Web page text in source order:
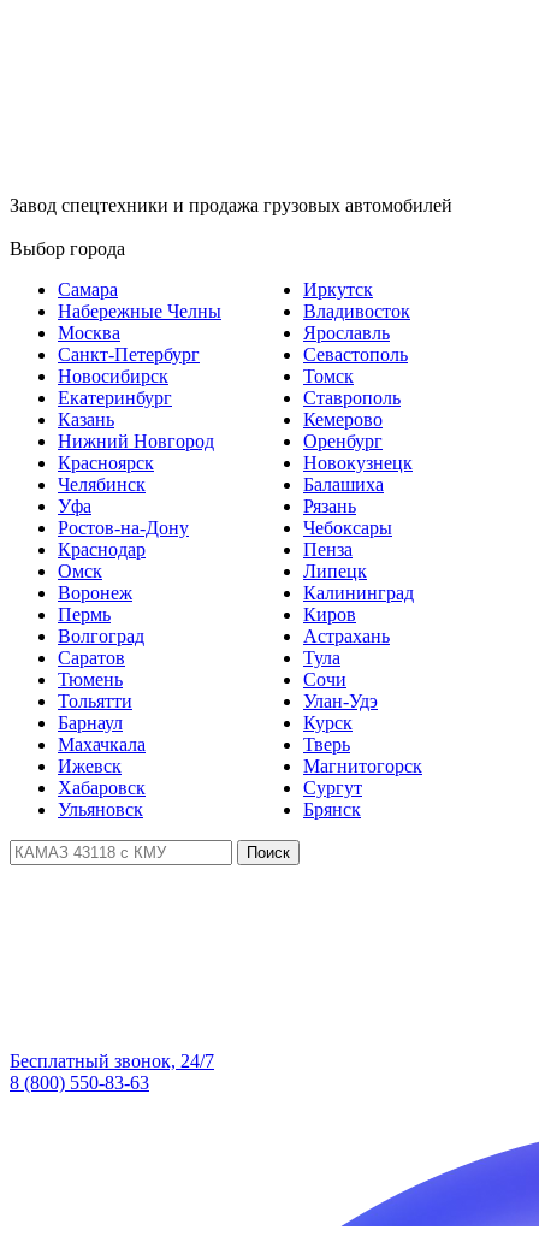
Завод спецтехники и продажа грузовых автомобилей
Выбор города
Самара
Набережные Челны
Москва
Санкт-Петербург
Новосибирск
Екатеринбург
Казань
Нижний Новгород
Красноярск
Челябинск
Уфа
Ростов-на-Дону
Краснодар
Омск
Воронеж
Пермь
Волгоград
Саратов
Тюмень
Тольятти
Барнаул
Махачкала
Ижевск
Хабаровск
Ульяновск
Иркутск
Владивосток
Ярославль
Севастополь
Томск
Ставрополь
Кемерово
Оренбург
Новокузнецк
Балашиха
Рязань
Чебоксары
Пенза
Липецк
Калининград
Киров
Астрахань
Тула
Сочи
Улан-Удэ
Курск
Тверь
Магнитогорск
Сургут
Брянск
Поиск
Бесплатный звонок, 24/7
8 (800) 550-83-63